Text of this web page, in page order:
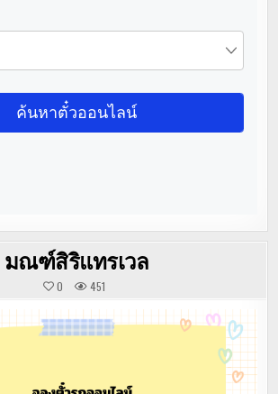
มณฑ์สิริแทรเวล
0 451